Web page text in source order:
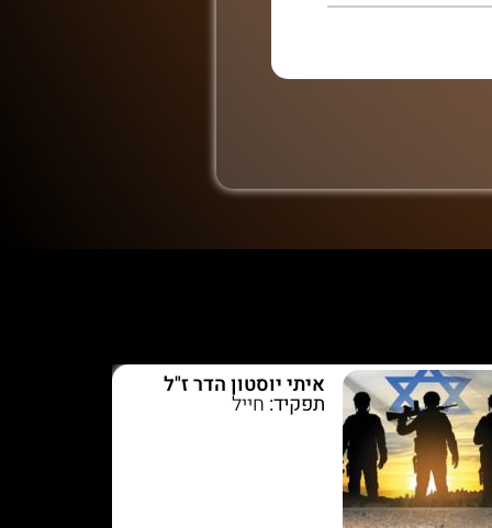
איתי יוסטון הדר ז"ל
תפקיד: חייל